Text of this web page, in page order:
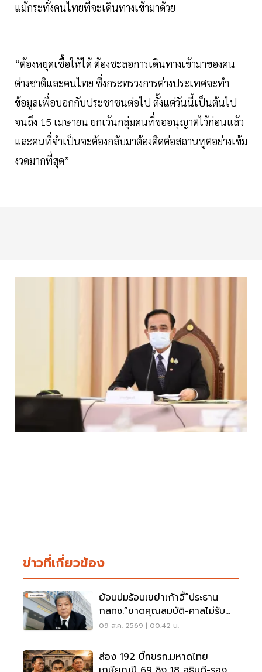
แม้กระทั่งคนไทยที่จะเดินทางเข้ามาด้วย
“ต้องหยุดเชื้อให้ได้ ต้องชะลอการเดินทางเข้ามาของคน
ต่างชาติและคนไทย ซึ่งกระทรวงการต่างประเทศจะทำ
ข้อมูลเพื่อบอกกับประชาชนต่อไป ตั้งแต่วันนี้เป็นต้นไป
จนถึง 15 เมษายน ยกเว้นกลุ่มคนที่ขออนุญาตไว้ก่อนแล้ว
และคนที่จำเป็นจะต้องกลับมาต้องติดต่อสถานทูตอย่างเข้ม
งวดมากที่สุด”
ข่าวที่เกี่ยวข้อง
ย้อนปมร้อนเขย่าเก้าอี้“ประธาน
กสทช.”ขาดคุณสมบัติ-ศาลไม่รับคำ
ฟ้อง
09 ส.ค. 2569 | 00:42 น.
ส่อง 192 บิ๊กขรก.มหาดไทย